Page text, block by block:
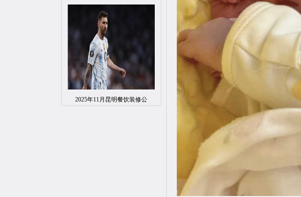
2025年11月昆明餐饮装修公